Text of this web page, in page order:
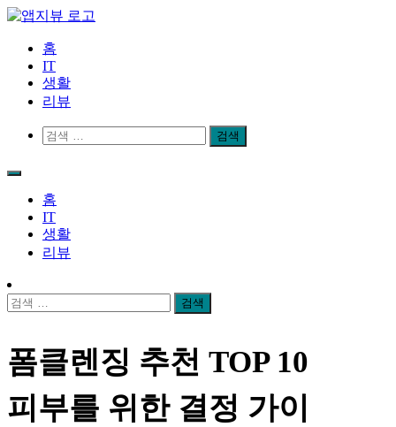
Skip
content
앱지뷰
적절하고 좋은 상품 리뷰
홈
IT
생활
리뷰
검
홈
IT
생활
리뷰
검
폼클렌징 추천 TOP 10
피부를 위한 결정 가이